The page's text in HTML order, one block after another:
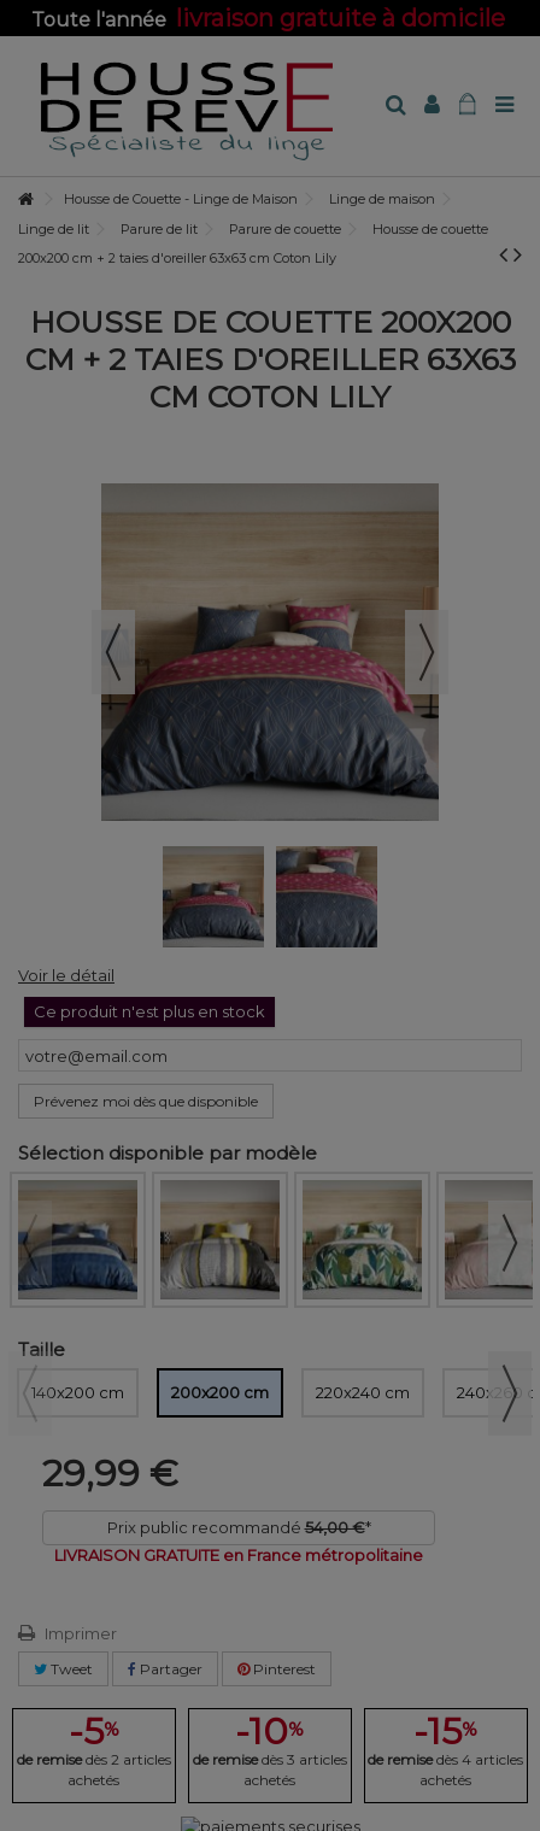
Toute l'année livraison gratuite à domicile
Housse de Couette - Linge de Maison
Linge de maison
Linge de lit
Parure de lit Parure de couette
Housse de couette
200x200 cm + 2 taies d'oreiller 63x63 cm Coton Lily
HOUSSE DE COUETTE 200X200
CM + 2 TAIES D'OREILLER 63X63
CM COTON LILY
Voir le détail
Ce produit n'est plus en stock
Prévenez moi dès que disponible
Sélection disponible par modèle
Taille
140x200 cm 200x200 cm 220x240 cm 240x260
29,99 €
Prix public recommandé 54,00 €*
LIVRAISON GRATUITE en France métropolitaine
Imprimer
Tweet Partager Pinterest
-5%
de remise dès 2 articles
achetés
-10%
de remise dès 3 articles
achetés
-15%
de remise dès 4 articles
achetés